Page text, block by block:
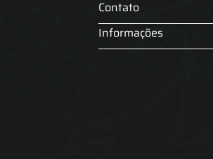
Contato
Informações